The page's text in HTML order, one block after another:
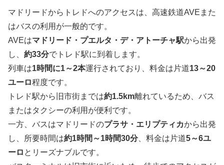
マドリードからトレドへのアクセスは、高速鉄道AVEまた
はバスの利用が一般的です。
AVEはマドリード・プエルタ・デ・アトーチャ駅から出発
し、 約33分でトレド駅に到着します。
列車は1時間に1～2本運行されており、料金は片道13～20
ユーロ程度です。
トレド駅から旧市街までは約1.5km離れているため、バス
またはタクシーの利用が便利です。
一方、バスはマドリードのプラサ・エリプティカから出発
し、所要時間は約1時間～1時間30分、料金は片道5～6ユ
ーロ とリーズナブルです。